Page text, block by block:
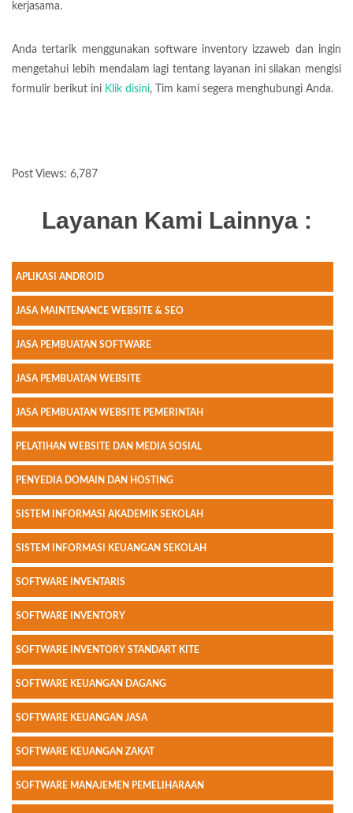
kerjasama.
Anda tertarik menggunakan software inventory izzaweb dan ingin
mengetahui lebih mendalam lagi tentang layanan ini silakan mengisi
formulir berikut ini Klik disini, Tim kami segera menghubungi Anda.
Post Views: 6,787
Layanan Kami Lainnya :
APLIKASI ANDROID
JASA MAINTENANCE WEBSITE & SEO
JASA PEMBUATAN SOFTWARE
JASA PEMBUATAN WEBSITE
JASA PEMBUATAN WEBSITE PEMERINTAH
PELATIHAN WEBSITE DAN MEDIA SOSIAL
PENYEDIA DOMAIN DAN HOSTING
SISTEM INFORMASI AKADEMIK SEKOLAH
SISTEM INFORMASI KEUANGAN SEKOLAH
SOFTWARE INVENTARIS
SOFTWARE INVENTORY
SOFTWARE INVENTORY STANDART KITE
SOFTWARE KEUANGAN DAGANG
SOFTWARE KEUANGAN JASA
SOFTWARE KEUANGAN ZAKAT
SOFTWARE MANAJEMEN PEMELIHARAAN